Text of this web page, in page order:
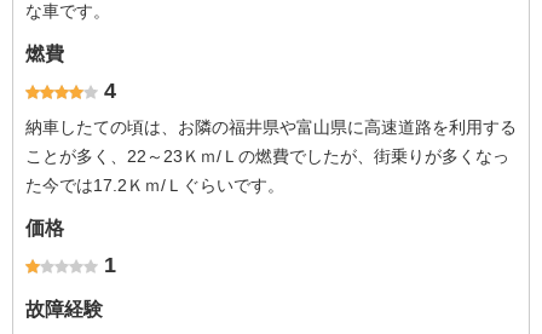
な車です。
燃費
4
納車したての頃は、お隣の福井県や富山県に高速道路を利用する
ことが多く、22～23Ｋｍ/Ｌの燃費でしたが、街乗りが多くなっ
た今では17.2Ｋｍ/Ｌぐらいです。
価格
1
故障経験